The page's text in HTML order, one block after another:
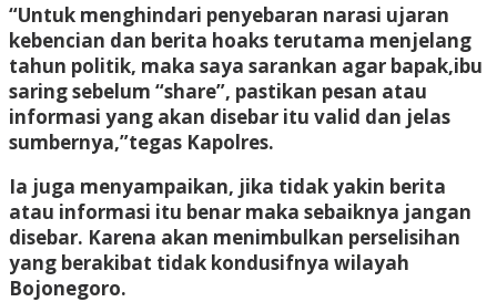
“Untuk menghindari penyebaran narasi ujaran
kebencian dan berita hoaks terutama menjelang
tahun politik, maka saya sarankan agar bapak,ibu
saring sebelum “share”, pastikan pesan atau
informasi yang akan disebar itu valid dan jelas
sumbernya,”tegas Kapolres.
Ia juga menyampaikan, jika tidak yakin berita
atau informasi itu benar maka sebaiknya jangan
disebar. Karena akan menimbulkan perselisihan
yang berakibat tidak kondusifnya wilayah
Bojonegoro.